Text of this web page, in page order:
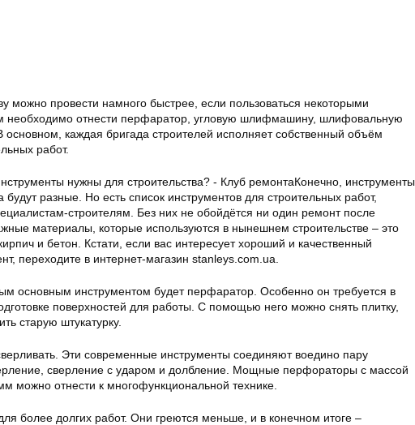
можно провести намного быстрее, если пользоваться некоторыми
необходимо отнести перфаратор, угловую шлифмашину, шлифовальную
каждая бригада строителей исполняет собственный объём
работ.
Конечно, инструменты
будут разные. Но есть список инструментов для строительных работ,
строителям. Без них не обойдётся ни один ремонт после
материалы, которые используются в нынешнем строительстве – это
и бетон. Кстати, если вас интересует хороший и качественный
переходите в интернет-магазин stanleys.com.ua.
основным инструментом будет перфаратор. Особенно он требуется в
поверхностей для работы. С помощью него можно снять плитку,
старую штукатурку.
Эти современные инструменты соединяют воедино пару
сверление с ударом и долбление. Мощные перфораторы с массой
можно отнести к многофункциональной технике.
более долгих работ. Они греются меньше, и в конечном итоге –